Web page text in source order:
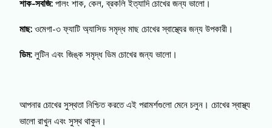
শাক-সবজি:পালং শাক, কেল, ব্রকলি ইত্যাদি চোখের জন্য ভালো।
মাছ: ওমেগা-৩ ফ্যাটি অ্যাসিড সমৃদ্ধ মাছ চোখের স্বাস্থ্যের জন্য উপকারী।
ডিম:লুটিন এবং জিঙ্ক সমৃদ্ধ ডিম চোখের জন্য ভালো।
আপনার চোখের সুস্থতা নিশ্চিত করতে এই পরামর্শগুলো মেনে চলুন। চোখের স্বাস্থ্য
ভালো রাখুন এবং সুস্থ থাকুন।